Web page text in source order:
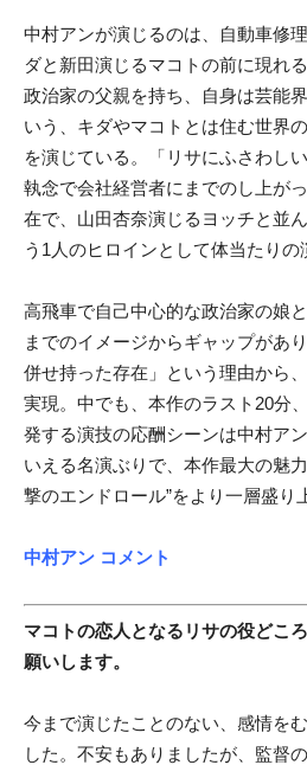
中村アンが演じるのは、自動車修
ダと新田演じるマコトの前に現れ
政治家の父親を持ち、自身は芸能
いう、キダやマコトとは住む世界
を演じている。「リサにふさわし
執念で会社経営者にまでのし上が
在で、山田杏奈演じるヨッチと並
う1人のヒロインとして体当たりの
高飛車で自己中心的な政治家の娘
までのイメージからギャップがあ
併せ持った存在」という理由から
実現。中でも、本作のラスト20分
発する演技の応酬シーンは中村ア
いえる名演ぶりで、本作最大の魅
撃のエンドロール”をより一層盛り
中村アン コメント
マコトの恋人となるリサの役どこ
願いします。
今まで演じたことのない、感情を
した。不安もありましたが、監督